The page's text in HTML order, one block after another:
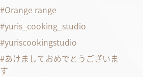
Orange range
yuris_cooking_studio
yuriscookingstudio
あけましておめでとうございま
す